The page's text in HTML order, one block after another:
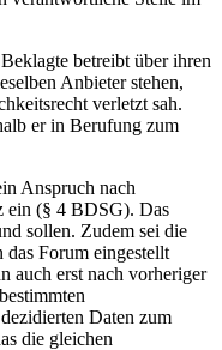
betreibt über ihren
Anbieter stehen,
verletzt sah.
er in Berufung zum
Anspruch nach
ein (§ 4 BDSG). Das
sollen. Zudem sei die
Forum eingestellt
auch erst nach vorheriger
Daten zum
die gleichen